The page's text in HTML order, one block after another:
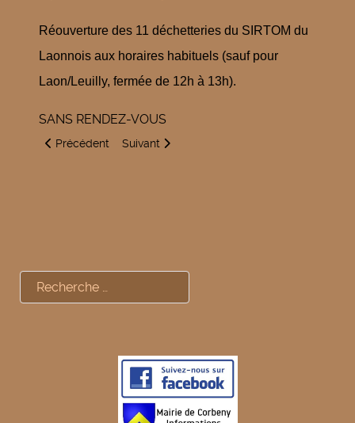
Réouverture des 11 déchetteries du SIRTOM du
Laonnois aux horaires habituels (sauf pour
Laon/Leuilly, fermée de 12h à 13h).
SANS RENDEZ-VOUS
Article précédent : Mairie : fermeture estivale
Précédent Article suivant : Cérémonie du 8 Mai :
Suivant
Rechercher